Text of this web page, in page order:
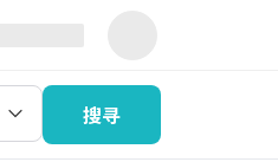
搜寻